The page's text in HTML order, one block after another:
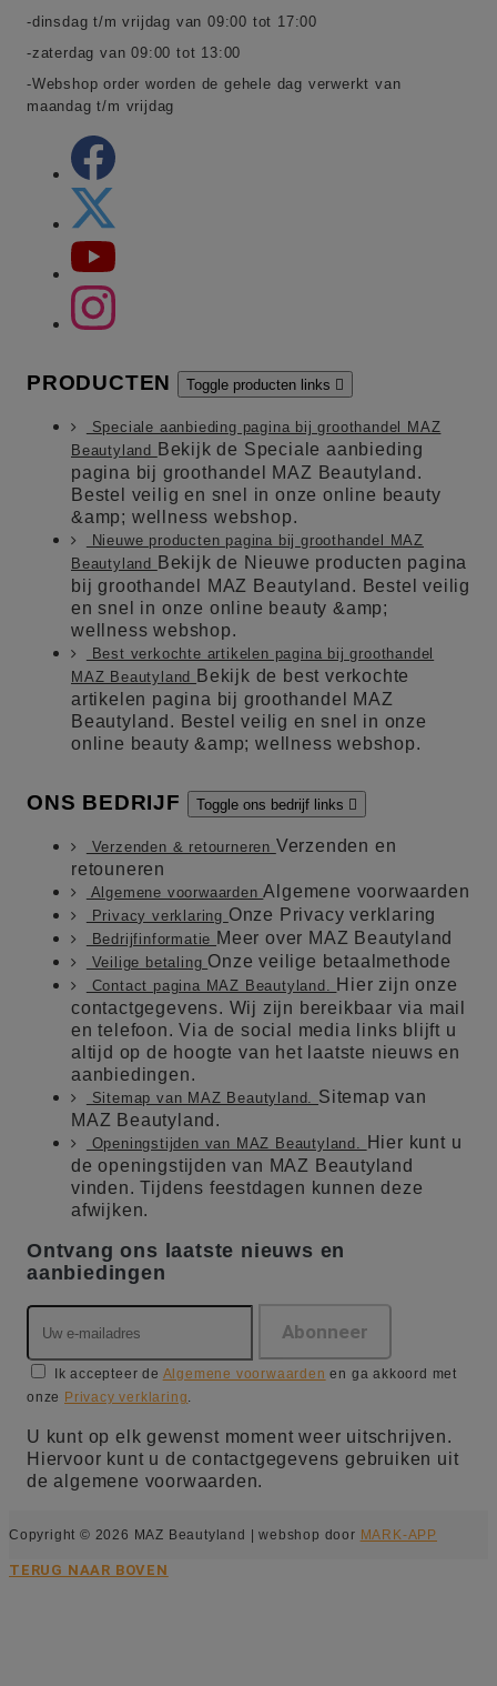
-dinsdag t/m vrijdag van 09:00 tot 17:00
-zaterdag van 09:00 tot 13:00
-Webshop order worden de gehele dag verwerkt van
maandag t/m vrijdag
PRODUCTEN Toggle producten links 
Speciale aanbieding pagina bij groothandel MAZ
Beautyland
Bekijk de Speciale aanbieding
pagina bij groothandel MAZ Beautyland.
Bestel veilig en snel in onze online beauty
&amp; wellness webshop.
Nieuwe producten pagina bij groothandel MAZ
Beautyland
Bekijk de Nieuwe producten pagina
bij groothandel MAZ Beautyland. Bestel veilig
en snel in onze online beauty &amp;
wellness webshop.
Best verkochte artikelen pagina bij groothandel
MAZ Beautyland
Bekijk de best verkochte
artikelen pagina bij groothandel MAZ
Beautyland. Bestel veilig en snel in onze
online beauty &amp; wellness webshop.
ONS BEDRIJF Toggle ons bedrijf links 
Verzenden & retourneren Verzenden en
retouneren
Algemene voorwaardenAlgemene voorwaarden
Privacy verklaring Onze Privacy verklaring
Bedrijfinformatie Meer over MAZ Beautyland
Veilige betaling Onze veilige betaalmethode
Contact pagina MAZ Beautyland.
Hier zijn onze
contactgegevens. Wij zijn bereikbaar via mail
en telefoon. Via de social media links blijft u
altijd op de hoogte van het laatste nieuws en
aanbiedingen.
Sitemap van MAZ Beautyland. Sitemap van
MAZ Beautyland.
Openingstijden van MAZ Beautyland.
Hier kunt u
de openingstijden van MAZ Beautyland
vinden. Tijdens feestdagen kunnen deze
afwijken.
Ontvang ons laatste nieuws en
aanbiedingen
Ik accepteer de Algemene voorwaarden en ga akkoord met
onze Privacy verklaring.
U kunt op elk gewenst moment weer uitschrijven.
Hiervoor kunt u de contactgegevens gebruiken uit
de algemene voorwaarden.
Copyright © 2026 MAZ Beautyland | webshop door MARK-APP
TERUG NAAR BOVEN